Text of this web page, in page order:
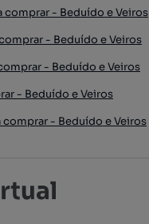
comprar - Beduído e Veiros
- Beduído e Veiros
- Beduído e Veiros
- Beduído e Veiros
comprar - Beduído e Veiros